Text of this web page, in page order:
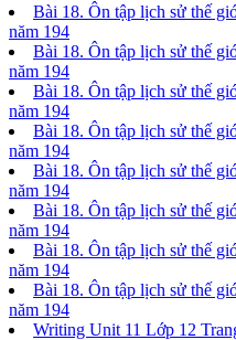
Bài 18. Ôn tập lịch sử thế
năm 194
Bài 18. Ôn tập lịch sử thế
năm 194
Bài 18. Ôn tập lịch sử thế
năm 194
Bài 18. Ôn tập lịch sử thế
năm 194
Bài 18. Ôn tập lịch sử thế
năm 194
Bài 18. Ôn tập lịch sử thế
năm 194
Bài 18. Ôn tập lịch sử thế
năm 194
Bài 18. Ôn tập lịch sử thế
năm 194
Writing Unit 11 Lớp 12